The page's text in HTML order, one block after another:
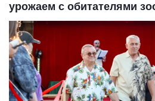
урожаем с обитателями